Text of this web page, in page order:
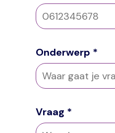
Onderwerp
Vraag